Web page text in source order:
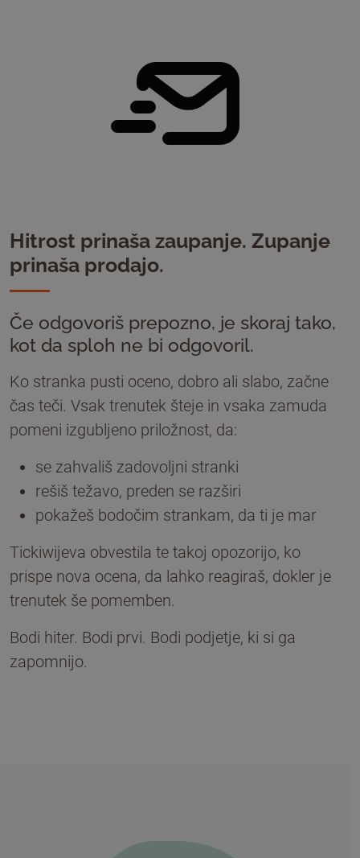
Hitrost prinaša zaupanje. Zupanje
prinaša prodajo.
Če odgovoriš prepozno, je skoraj tako,
kot da sploh ne bi odgovoril.
Ko stranka pusti oceno, dobro ali slabo, začne
čas teči. Vsak trenutek šteje in vsaka zamuda
pomeni izgubljeno priložnost, da:
se zahvališ zadovoljni stranki
rešiš težavo, preden se razširi
pokažeš bodočim strankam, da ti je mar
Tickiwijeva obvestila te takoj opozorijo, ko
prispe nova ocena, da lahko reagiraš, dokler je
trenutek še pomemben.
Bodi hiter. Bodi prvi. Bodi podjetje, ki si ga
zapomnijo.